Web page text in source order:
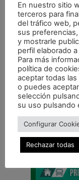
ANTERIOR
En nuestro sitio
terceros para
del tráfico web,
sus
y mostrarle
perfil elaborado
Para más
política de
aceptar todas
o puedes
selección
su uso pulsando
Configurar
Rechazar todas